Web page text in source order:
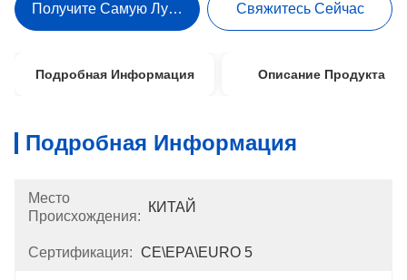
Получите Самую Лучшую ЦенуСвяжитесь Сейчас
Подробная Информация Описание Продукта
Подробная Информация
Место
Происхождения:
КИТАЙ
Сертификация: CE\EPA\EURO 5